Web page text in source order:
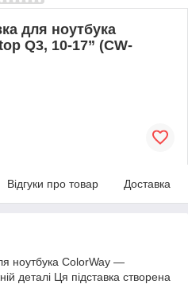
для ноутбука
Q3, 10-17” (CW-
Відгуки про товар Доставка
ноутбука ColorWay —
деталі Ця підставка створена